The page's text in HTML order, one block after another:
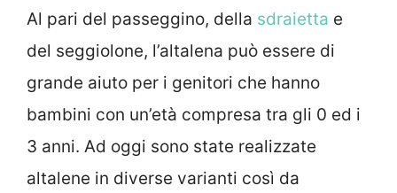
Al pari del passeggino, della sdraietta e
del seggiolone, l’altalena può essere di
grande aiuto per i genitori che hanno
bambini con un’età compresa tra gli 0 ed i
3 anni. Ad oggi sono state realizzate
altalene in diverse varianti così da